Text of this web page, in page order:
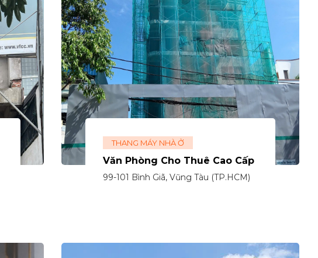
THANG MÁY NHÀ Ở
Văn Phòng Cho Thuê Cao Cấp
99-101 Bình Giã, Vũng Tàu (TP.HCM)